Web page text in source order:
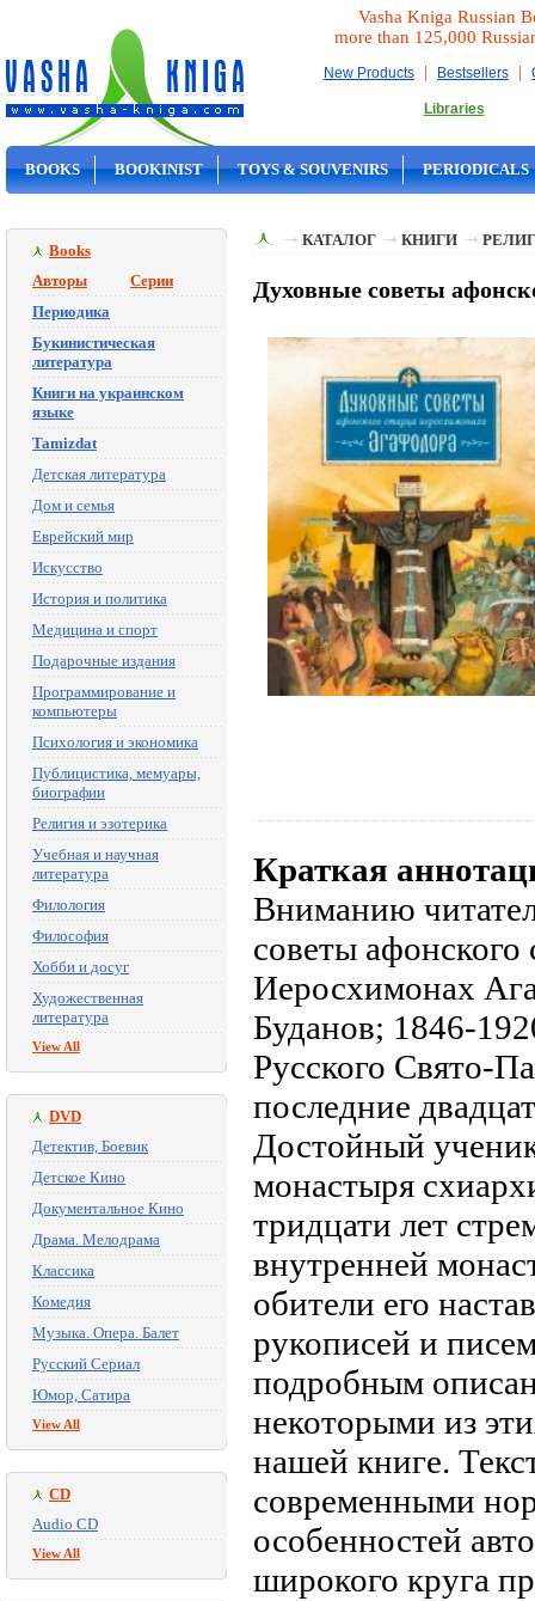
Vasha Kniga Russian
more than 125,000
New Products | Bestsellers |
Libraries
BOOKS BOOKINIST TOYS & SOUVENIRS PERIODICALS
Books
Авторы
Серии
Периодика
Букинистическая
литература
Книги на украинском
языке
Tamizdat
Детская литература
Дом и семья
Еврейский мир
Искусство
История и политика
Медицина и спорт
Подарочные издания
Программирование и
компьютеры
Психология и экономика
Публицистика, мемуары,
биографии
Религия и эзотерика
Учебная и научная
литература
Филология
Философия
Хобби и досуг
Художественная
литература
View All
DVD
Детектив, Боевик
Детское Кино
Документальное Кино
Драма. Мелодрама
Классика
Комедия
Музыка. Опера. Балет
Русский Сериал
Юмор, Сатира
View All
CD
Audio CD
View All
КАТАЛОГ КНИГИ
Духовные советы
Краткая
Вниманию
советы
Иеросхимонах
Буданов; 1846-
Русского Свято-
последние
Достойный
монастыря
тридцати лет
внутренней
обители его
рукописей и
подробным
некоторыми из
нашей книге.
современными
особенностей
широкого круга